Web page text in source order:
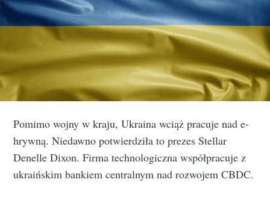
Pomimo wojny w kraju, Ukraina wciąż pracuje nad e-
hrywną. Niedawno potwierdziła to prezes Stellar
Denelle Dixon. Firma technologiczna współpracuje z
ukraińskim bankiem centralnym nad rozwojem CBDC.